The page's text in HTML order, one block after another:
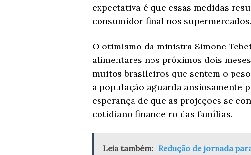
expectativa é que essas medidas
consumidor final nos supermercados.
O otimismo da ministra Simone
alimentares nos próximos dois
muitos brasileiros que sentem o
a população aguarda ansiosamente
esperança de que as projeções se
cotidiano financeiro das famílias.
Leia também: Redução de jornada